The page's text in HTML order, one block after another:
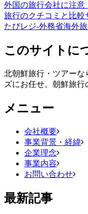
外国の旅行会社に注意
旅行のクチコミと比
たびレジ-外務省海外
このサイトに
北朝鮮旅行・ツアーな
ズにお任せ。朝鮮旅行
メニュー
会社概要
事業背景・経緯
企業理念
事業内容
お問い合わせ
最新記事